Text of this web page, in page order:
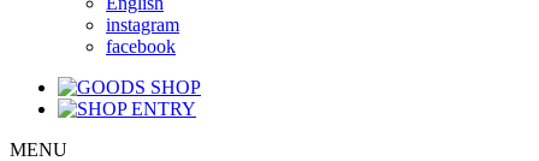
instagram
facebook
MENU